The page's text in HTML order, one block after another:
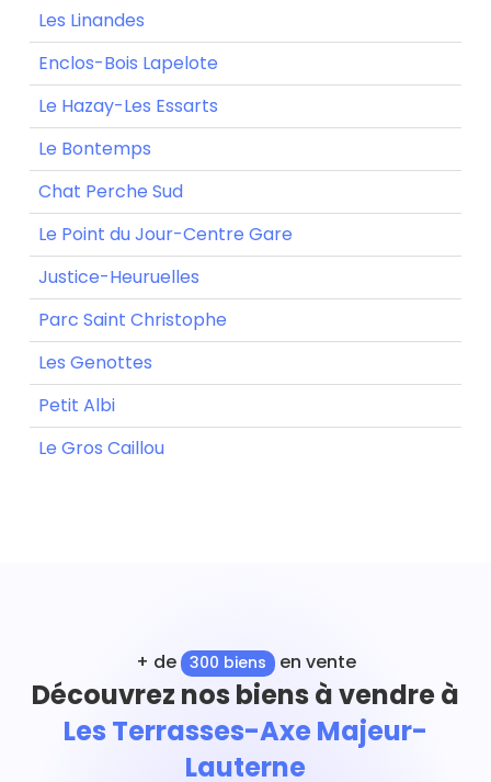
Les Linandes
Enclos-Bois Lapelote
Le Hazay-Les Essarts
Le Bontemps
Chat Perche Sud
Le Point du Jour-Centre Gare
Justice-Heuruelles
Parc Saint Christophe
Les Genottes
Petit Albi
Le Gros Caillou
+ de 300 biens en vente
Découvrez nos biens à vendre à
Les Terrasses-Axe Majeur-
Lauterne